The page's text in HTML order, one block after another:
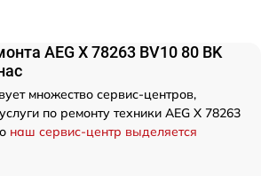
AEG X 78263 BV10 80 BK
множество сервис-центров,
по ремонту техники AEG X 78263
наш сервис-центр выделяется